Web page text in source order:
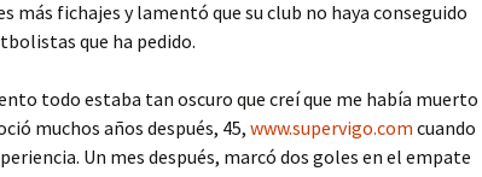
más fichajes y lamentó que su club no haya conseguido
que ha pedido.
todo estaba tan oscuro que creí que me había muerto
muchos años después, 45,www.supervigo.com cuando
Un mes después, marcó dos goles en el empate